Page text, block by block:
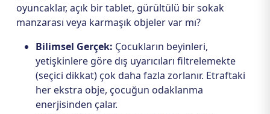
oyuncaklar, açık bir tablet, gürültülü bir sokak
manzarası veya karmaşık objeler var mı?
Bilimsel Gerçek: Çocukların beyinleri,
yetişkinlere göre dış uyarıcıları filtrelemekte
(seçici dikkat) çok daha fazla zorlanır. Etraftaki
her ekstra obje, çocuğun odaklanma
enerjisinden çalar.